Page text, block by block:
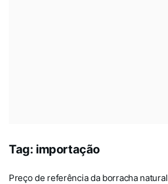
Tag: importação
Preço de referência da borracha natural